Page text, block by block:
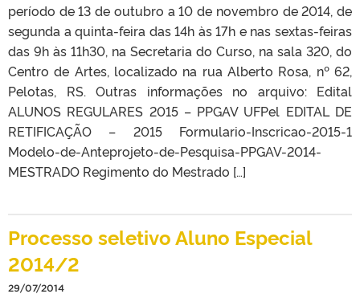
período de 13 de outubro a 10 de novembro de 2014, de
segunda a quinta-feira das 14h às 17h e nas sextas-feiras
das 9h às 11h30, na Secretaria do Curso, na sala 320, do
Centro de Artes, localizado na rua Alberto Rosa, nº 62,
Pelotas, RS. Outras informações no arquivo: Edital
ALUNOS REGULARES 2015 – PPGAV UFPel EDITAL DE
RETIFICAÇÃO – 2015 Formulario-Inscricao-2015-1
Modelo-de-Anteprojeto-de-Pesquisa-PPGAV-2014-
MESTRADO Regimento do Mestrado […]
Processo seletivo Aluno Especial
2014/2
29/07/2014